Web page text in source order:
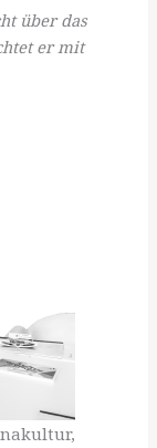
über das
er mit